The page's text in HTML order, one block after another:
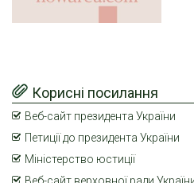
Корисні посилання
Веб-сайт президента України
Петиції до президента України
Міністерство юстиції